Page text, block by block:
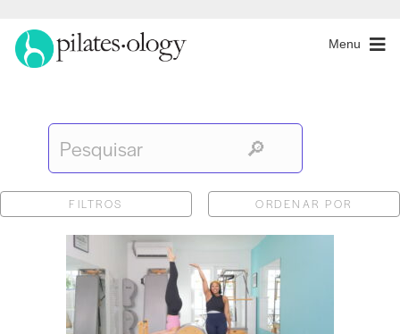
Menu
FILTROS ORDENAR POR